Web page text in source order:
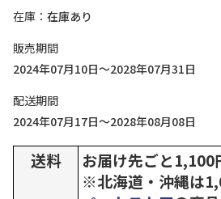
在庫
在庫あり
販売期間
2024年07月10日～2028年07月31日
配送期間
2024年07月17日～2028年08月08日
送料
お届け先ごと1,100
※北海道・沖縄は